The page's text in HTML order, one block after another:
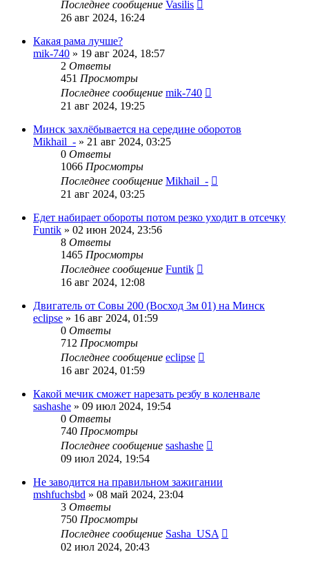
Последнее сообщение Vasilis
26 авг 2024, 16:24
Какая рама лучше?
mik-740 » 19 авг 2024, 18:57
2 Ответы
451 Просмотры
Последнее сообщение mik-740
21 авг 2024, 19:25
Минск захлёбывается на середине оборотов
Mikhail_- » 21 авг 2024, 03:25
0 Ответы
1066 Просмотры
Последнее сообщение Mikhail_-
21 авг 2024, 03:25
Едет набирает обороты потом резко уходит в отсечку
Funtik » 02 июн 2024, 23:56
8 Ответы
1465 Просмотры
Последнее сообщение Funtik
16 авг 2024, 12:08
Двигатель от Совы 200 (Восход 3м 01) на Минск
eclipse » 16 авг 2024, 01:59
0 Ответы
712 Просмотры
Последнее сообщение eclipse
16 авг 2024, 01:59
Какой мечик сможет нарезать резбу в коленвале
sashashe » 09 июл 2024, 19:54
0 Ответы
740 Просмотры
Последнее сообщение sashashe
09 июл 2024, 19:54
Не заводится на правильном зажигании
mshfuchsbd » 08 май 2024, 23:04
3 Ответы
750 Просмотры
Последнее сообщение Sasha_USA
02 июл 2024, 20:43